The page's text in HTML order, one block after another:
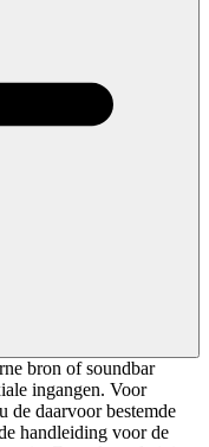
bron of soundbar
ingangen. Voor
de daarvoor bestemde
handleiding voor de